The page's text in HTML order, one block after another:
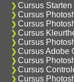
Cursus
Cursus
Cursus
Cursus
Cursus
Cursus Adobe
Cursus
Cursus
Cursus